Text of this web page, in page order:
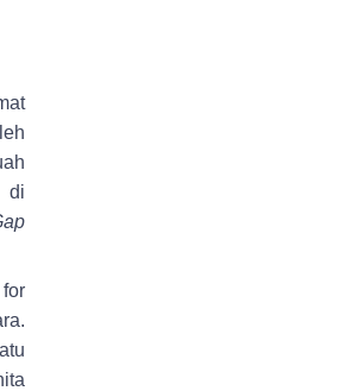
di